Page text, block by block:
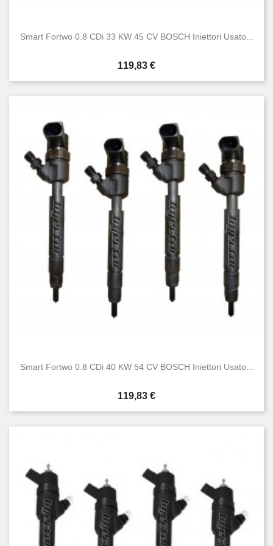
Smart Fortwo 0.8 CDi 33 KW 45 CV BOSCH Iniettori Usato...
Prezzo
119,83 €
Smart Fortwo 0.8 CDi 40 KW 54 CV BOSCH Iniettori Usato...
Prezzo
119,83 €